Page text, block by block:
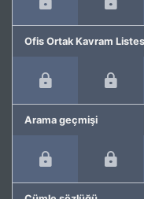
Ofis Ortak Kavram
Arama geçmişi